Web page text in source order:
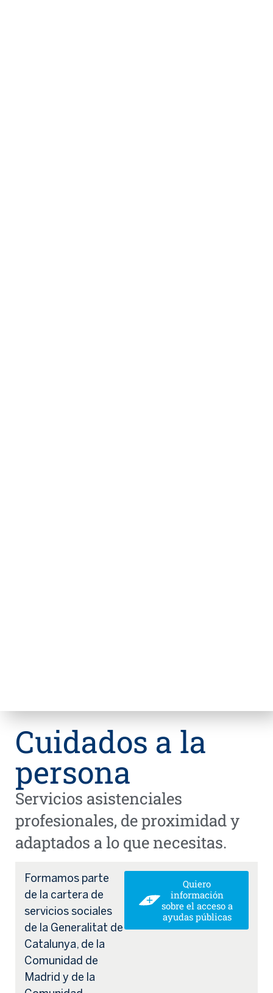
Cuidados a la
persona
Servicios asistenciales
profesionales, de proximidad y
adaptados a lo que necesitas.
Formamos parte
de la cartera de
servicios sociales
de la Generalitat de
Catalunya, de la
Comunidad de
Madrid y de la
Quiero
información
sobre el acceso a
ayudas públicas